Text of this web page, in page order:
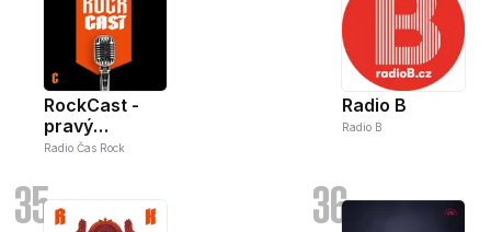
RockCast -
pravý
rockový
Radio Čas Rock
Radio B
Radio B
35 36